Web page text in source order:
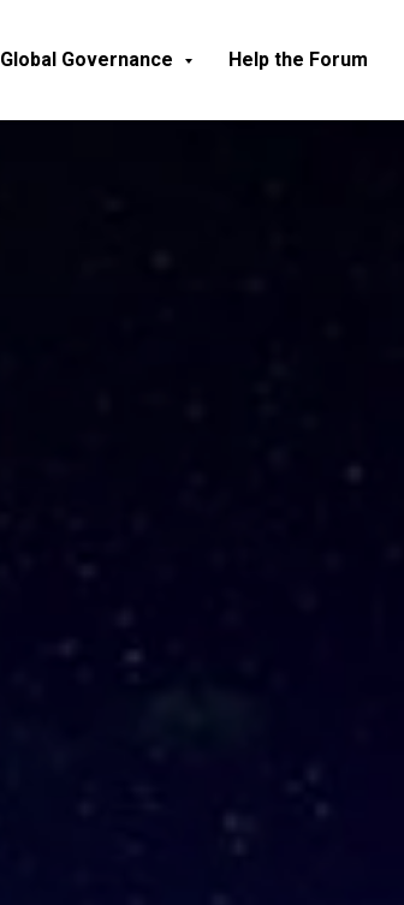
Global Governance Help the Forum